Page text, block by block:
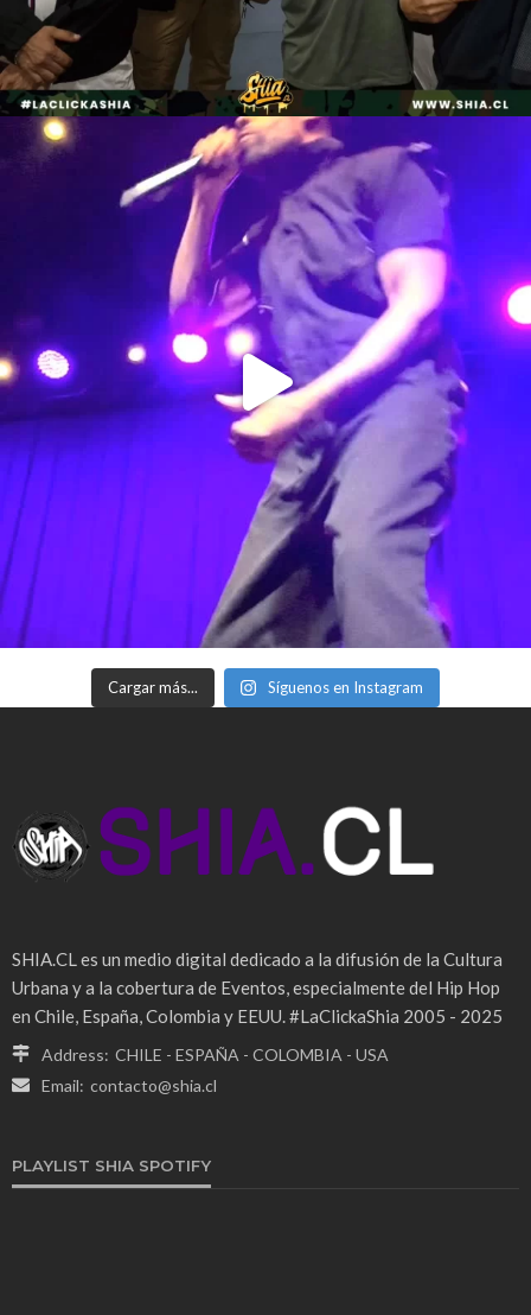
Cargar más... Síguenos en Instagram
SHIA.CL es un medio digital dedicado a la difusión de la Cultura
Urbana y a la cobertura de Eventos, especialmente del Hip Hop
en Chile, España, Colombia y EEUU. #LaClickaShia 2005 - 2025
Address: CHILE - ESPAÑA - COLOMBIA - USA
Email: contacto@shia.cl
PLAYLIST SHIA SPOTIFY